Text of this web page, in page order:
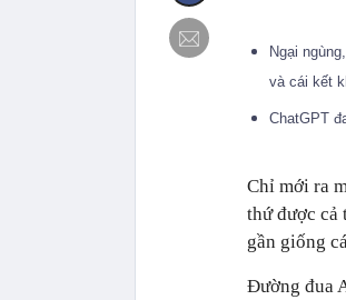
Ngại
và cái kết
ChatGPT
Chỉ mới ra
thứ được cả
gần giống
Đường đua